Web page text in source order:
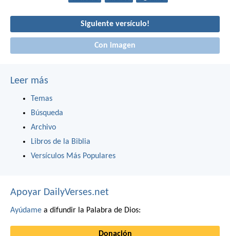
Siguiente versículo!
Con imagen
Leer más
Temas
Búsqueda
Archivo
Libros de la Biblia
Versículos Más Populares
Apoyar DailyVerses.net
Ayúdame a difundir la Palabra de Dios:
Donación